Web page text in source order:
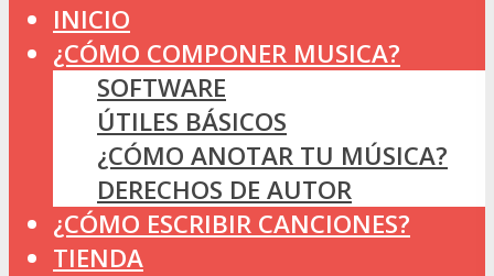
INICIO
¿CÓMO COMPONER MUSICA?
SOFTWARE
ÚTILES BÁSICOS
¿CÓMO ANOTAR TU MÚSICA?
DERECHOS DE AUTOR
¿CÓMO ESCRIBIR CANCIONES?
TIENDA